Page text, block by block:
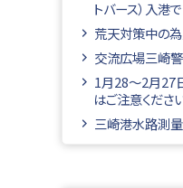
トバース）入港
荒天対策中の為
交流広場三崎
1月28～2月27
はご注意ください
三崎港水路測